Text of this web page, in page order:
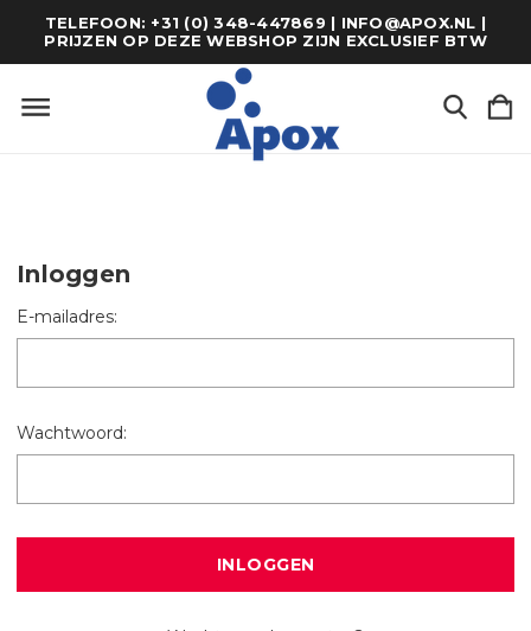
TELEFOON: +31 (0) 348-447869 | INFO@APOX.NL |
PRIJZEN OP DEZE WEBSHOP ZIJN EXCLUSIEF BTW
Inloggen
E-mailadres:
Wachtwoord: